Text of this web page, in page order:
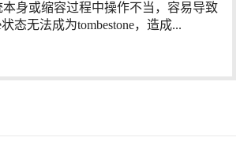
身或缩容过程中操作不当，容易导致
态无法成为tombestone，造成...